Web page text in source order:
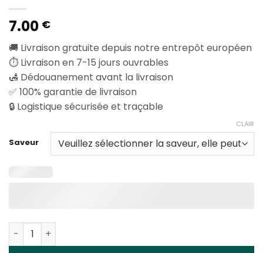
7.00 €
🚚 Livraison gratuite depuis notre entrepôt européen
⏱️ Livraison en 7-15 jours ouvrables
🛃 Dédouanement avant la livraison
✅ 100% garantie de livraison
🔒 Logistique sécurisée et traçable
Saveur
CLAIR
Quantité Vapsolo Feed Bar Shisha 15000 Disposable